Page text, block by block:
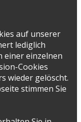
auf unserer
lediglich
einer einzelnen
Cookies
wieder gelöscht.
stimmen Sie